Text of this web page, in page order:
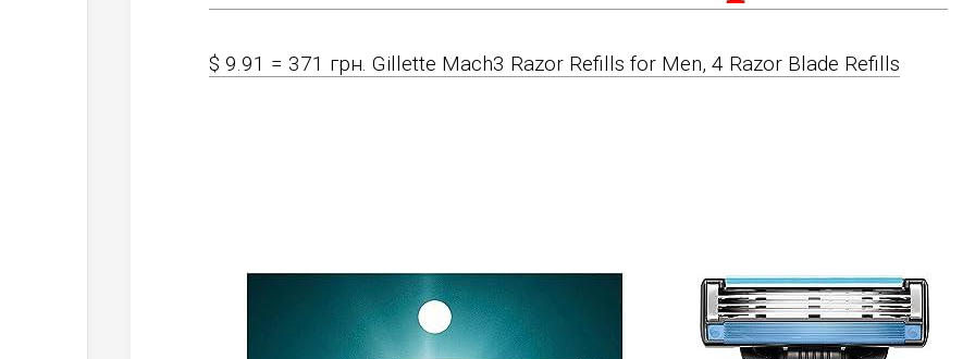
$ 9.91 = 371 грн. Gillette Mach3 Razor Refills for Men, 4 Razor Blade Refills